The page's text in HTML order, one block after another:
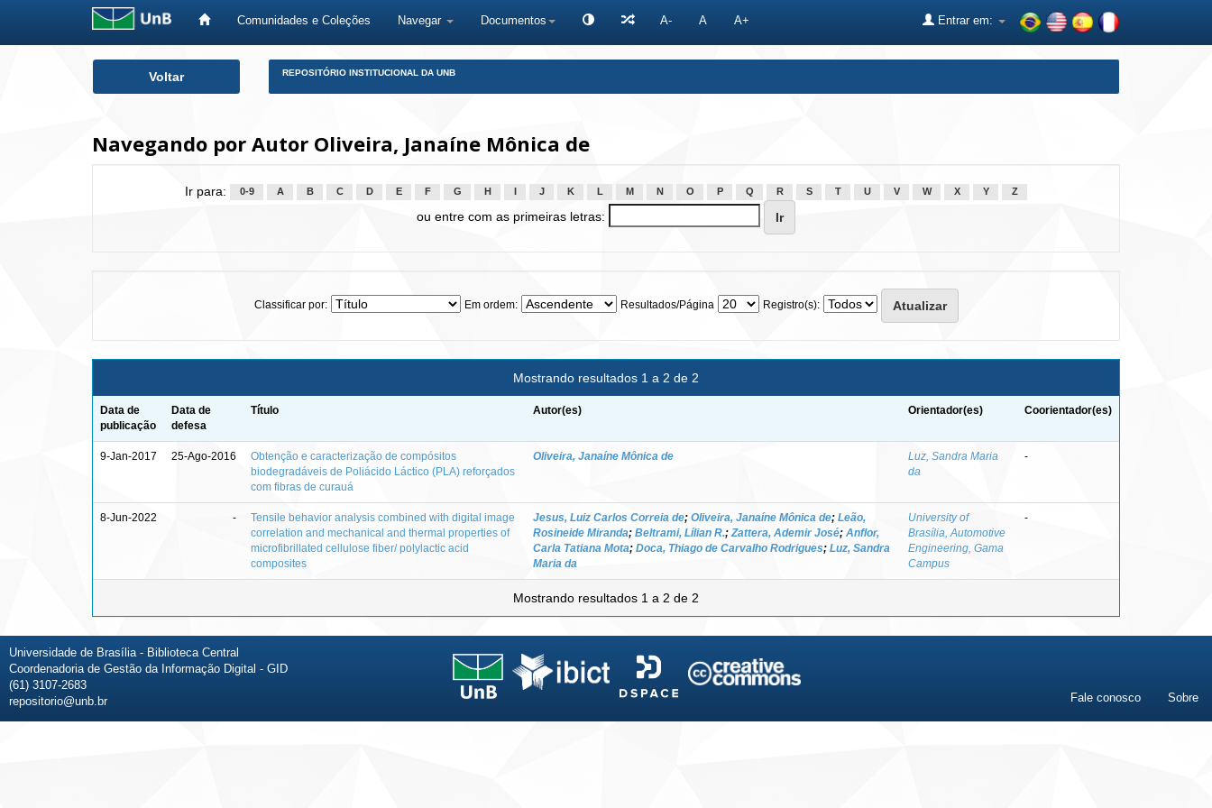
Comunidades e Coleções Navegar Documentos A- A A+ Entrar em:
Voltar REPOSITÓRIO INSTITUCIONAL DA UNB
Navegando por Autor Oliveira, Janaíne Mônica de
Ir para: 0-9 A B C D E F G H J K L M N O P Q R S T U V W X Y Z
ou entre com as primeiras letras:
Classificar por: Em ordem: Resultados/Página Registro(s):
Mostrando resultados 1 a 2 de 2
Data de
publicação
Data de
defesa
Título Autor(es) Orientador(es) Coorientador(es)
9-Jan-2017 25-Ago-2016
Obtenção e caracterização de compósitos
biodegradáveis de Poliácido Láctico (PLA) reforçados
com fibras de curauá
Oliveira, Janaíne Mônica de
Luz, Sandra Maria
da
-
8-Jun-2022 -
Tensile behavior analysis combined with digital image
correlation and mechanical and thermal properties of
microfibrillated cellulose fiber/ polylactic acid
composites
Jesus, Luiz Carlos Correia de; Oliveira, Janaíne Mônica de; Leão,
Rosineide Miranda; Beltrami, Lílian R.; Zattera, Ademir José; Anflor,
Carla Tatiana Mota; Doca, Thiago de Carvalho Rodrigues; Luz, Sandra
Maria da
University of
Brasília, Automotive
Engineering, Gama
Campus
-
Mostrando resultados 1 a 2 de 2
Universidade de Brasília - Biblioteca Central
Coordenadoria de Gestão da Informação Digital - GID
(61) 3107-2683
repositorio@unb.br
Fale conosco Sobre